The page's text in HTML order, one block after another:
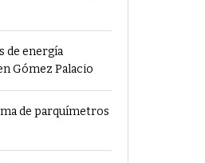
de energía
Gómez Palacio
de parquímetros